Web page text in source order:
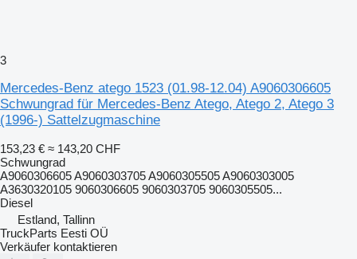
3
Mercedes-Benz atego 1523 (01.98-12.04) A9060306605
Schwungrad für Mercedes-Benz Atego, Atego 2, Atego 3
(1996-) Sattelzugmaschine
153,23 € ≈ 143,20 CHF
Schwungrad
A9060306605 A9060303705 A9060305505 A9060303005
A3630320105 9060306605 9060303705 9060305505...
Diesel
Estland, Tallinn
TruckParts Eesti OÜ
Verkäufer kontaktieren